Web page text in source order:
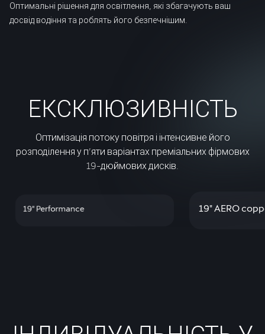
Оптимальні рішення для освітлення, які збагачують ваш
досвід водіння та роблять його безпечнішим.
ЕКСКЛЮЗИВНІСТЬ
Оптимізація потоку повітря і інтенсивне його
розподілення у п’яти варіантах преміальних фірмових
19-дюймових дисків.
19" Performance 19" AERO